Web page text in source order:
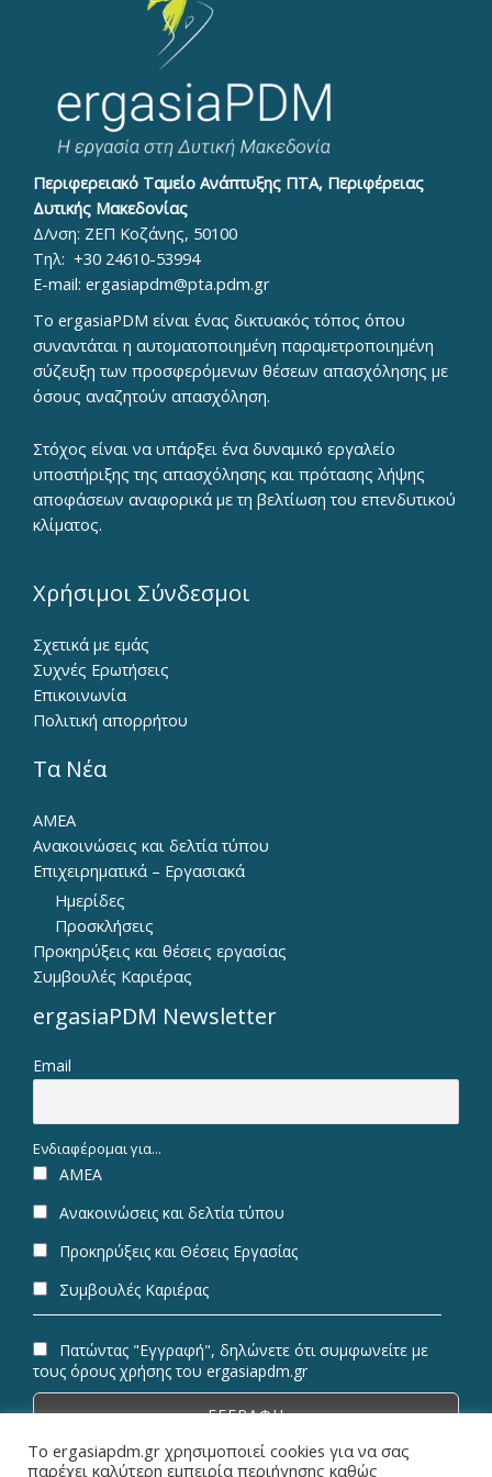
Περιφερειακό Ταμείο Ανάπτυξης ΠΤΑ, Περιφέρειας
Δυτικής Μακεδονίας
Δ/νση: ΖΕΠ Κοζάνης, 50100
Τηλ: +30 24610-53994
E-mail: ergasiapdm@pta.pdm.gr
To ergasiaPDM είναι ένας δικτυακός τόπος όπου
συναντάται η αυτοματοποιημένη παραμετροποιημένη
σύζευξη των προσφερόμενων θέσεων απασχόλησης με
όσους αναζητούν απασχόληση.
Στόχος είναι να υπάρξει ένα δυναμικό εργαλείο
υποστήριξης της απασχόλησης και πρότασης λήψης
αποφάσεων αναφορικά με τη βελτίωση του επενδυτικού
κλίματος.
Χρήσιμοι Σύνδεσμοι
Σχετικά με εμάς
Συχνές Ερωτήσεις
Επικοινωνία
Πολιτική απορρήτου
Τα Νέα
ΑΜΕΑ
Ανακοινώσεις και δελτία τύπου
Επιχειρηματικά – Εργασιακά
Ημερίδες
Προσκλήσεις
Προκηρύξεις και θέσεις εργασίας
Συμβουλές Καριέρας
ergasiaPDM Newsletter
Email
Ενδιαφέρομαι για...
ΑΜΕΑ
Ανακοινώσεις και δελτία τύπου
Προκηρύξεις και Θέσεις Εργασίας
Συμβουλές Καριέρας
Πατώντας "Εγγραφή", δηλώνετε ότι συμφωνείτε με
τους όρους χρήσης του ergasiapdm.gr
Το ergasiapdm.gr χρησιμοποιεί cookies για να σας
παρέχει καλύτερη εμπειρία περιήγησης καθώς